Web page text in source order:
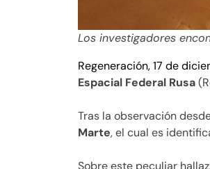
Los investigadores
Regeneración, 17 de
Espacial Federal Rusa
Tras la observación
Marte, el cual es
Sobre este peculiar